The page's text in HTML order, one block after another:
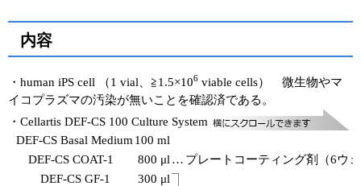
内容
・human iPS cell （1 vial、≧1.5×106 viable cells） 微生物やマ
イコプラズマの汚染が無いことを確認済である。
・Cellartis DEF-CS 100 Culture System
DEF-CS Basal Medium 100 ml
DEF-CS COAT-1
800 μl … プレートコーティング剤（6ウ
DEF-CS GF-1
300 μl